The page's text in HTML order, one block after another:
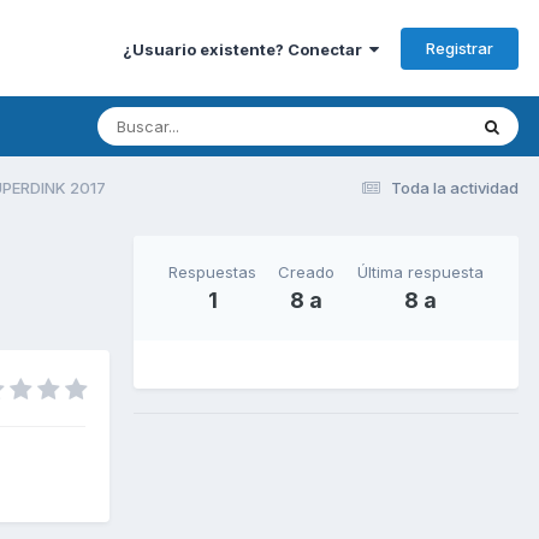
¿Usuario existente? Conectar Registrar
Toda la actividad
2017
Respuestas
1
Creado
8 a
Última respuesta
8 a